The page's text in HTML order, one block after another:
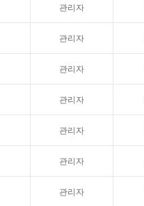
관리자
관리자
관리자
관리자
관리자
관리자
관리자